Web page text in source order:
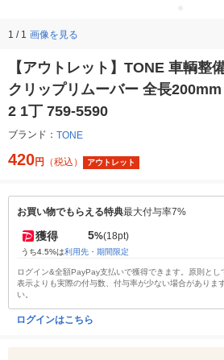
1 / 1 画像を見る
【アウトレット】TONE 車輌整
クリップリムーバー 全長
2 1丁 759-5590
ブランド： TONE
420円 （税込） アウトレット
お買い物でもらえる特典最大付与率7%
獲得 5%(18pt)
うち4.5%は利用先・期間限定
ログイン&全額PayPay支払いで獲得できます。原則とし
表示よりも実際の付与数、付与率が少ない場合がありま
い。
ログインはこちら